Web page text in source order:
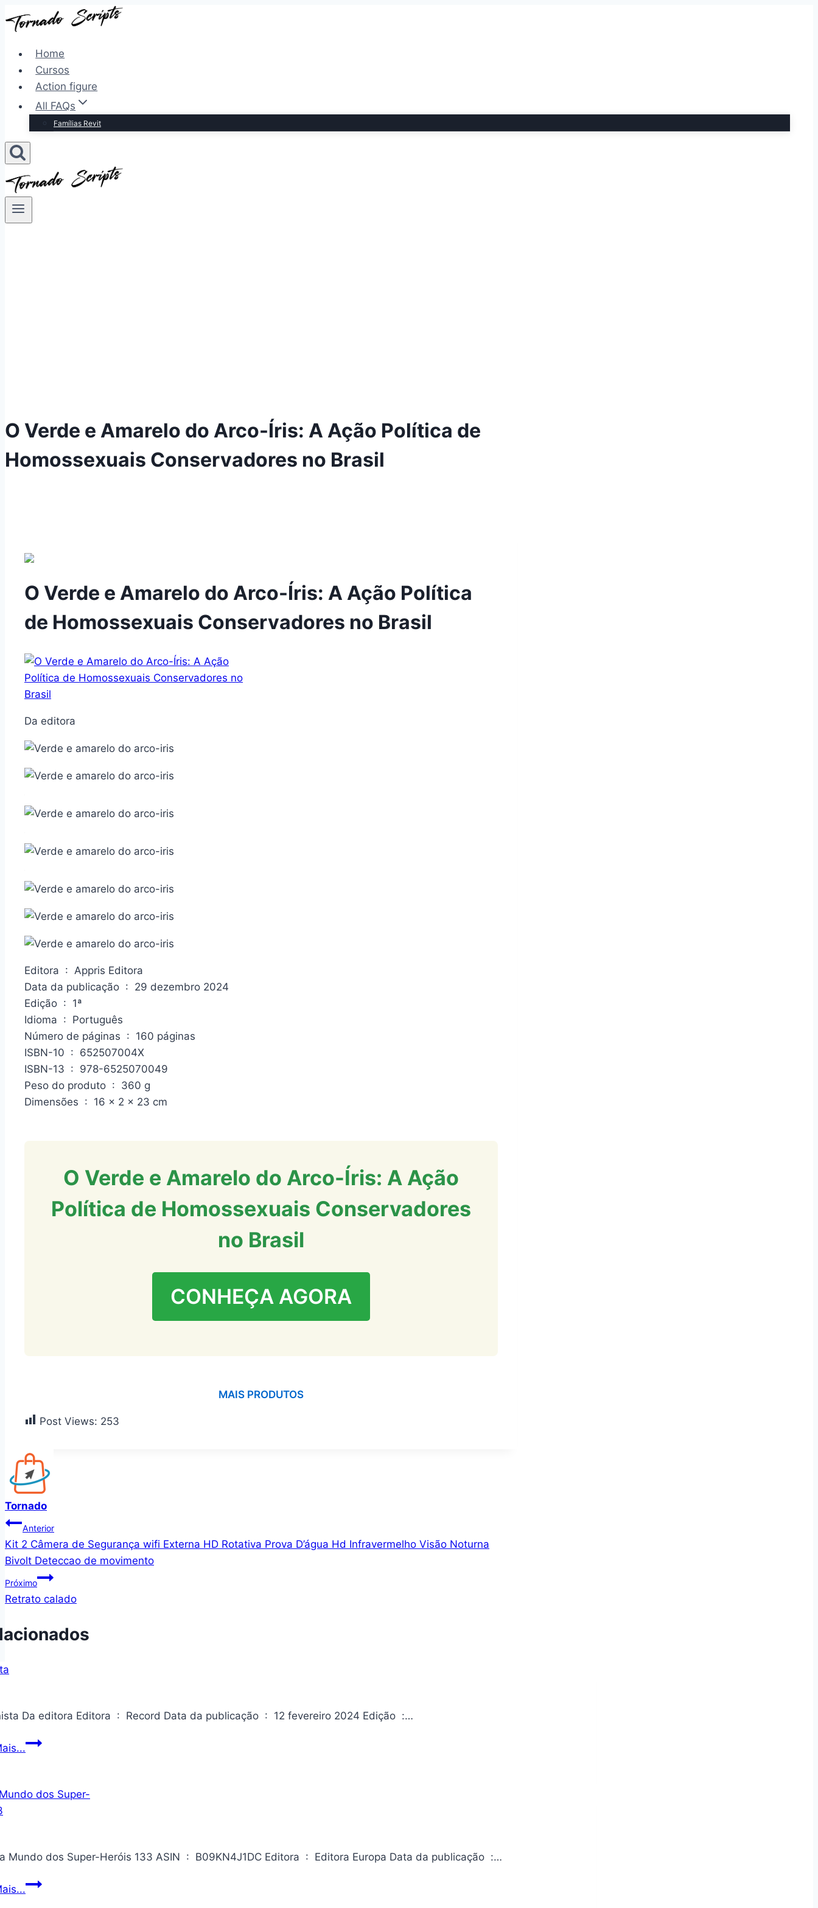
Pular
para
Conteúdo
Home
Cursos
Action figure
All FAQs
Famílias Revit
O Verde e Amarelo do Arco-Íris: A Ação Política de
Homossexuais Conservadores no Brasil
O Verde e Amarelo do Arco-Íris: A Ação Política
de Homossexuais Conservadores no Brasil
Da editora
Editora ‏ : ‎ Appris Editora
Data da publicação ‏ : ‎ 29 dezembro 2024
Edição ‏ : ‎ 1ª
Idioma ‏ : ‎ Português
Número de páginas ‏ : ‎ 160 páginas
ISBN-10 ‏ : ‎ 652507004X
ISBN-13 ‏ : ‎ 978-6525070049
Peso do produto ‏ : ‎ 360 g
Dimensões ‏ : ‎ 16 x 2 x 23 cm
O Verde e Amarelo do Arco-Íris: A Ação
Política de Homossexuais Conservadores
no Brasil
CONHEÇA AGORA
MAIS PRODUTOS
Post Views: 253
Tornado
Navegação
de
Post
Anterior
Kit 2 Câmera de Segurança wifi Externa HD Rotativa Prova D’água Hd Infravermelho Visão Noturna
Bivolt Deteccao de movimento
Próximo
Retrato calado
O pianista Da editora Editora ‏ : ‎ Record Data da publicação ‏ : ‎ 12 fevereiro 2024 Edição ‏ :…
O
Revista Mundo dos Super-Heróis 133 ASIN ‏ : ‎ B09KN4J1DC Editora ‏ : ‎ Editora Europa Data da publicação ‏ :…
Revista